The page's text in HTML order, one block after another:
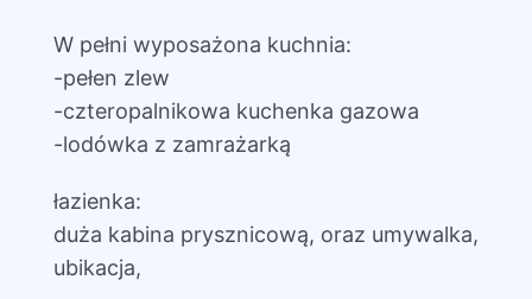
W pełni wyposażona kuchnia:
-pełen zlew
-czteropalnikowa kuchenka gazowa
-lodówka z zamrażarką
łazienka:
duża kabina prysznicową, oraz umywalka,
ubikacja,